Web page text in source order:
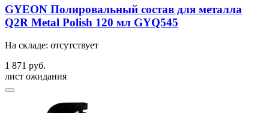
GYEON Полировальный состав для металла
Q2R Metal Polish 120 мл GYQ545
На складе: отсутствует
1 871 руб.
лист ожидания